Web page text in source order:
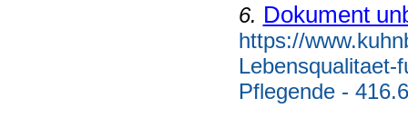
6. Dokument
https://
Lebensqualitaet-
Pflegende -